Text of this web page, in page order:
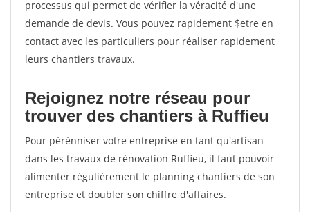
processus qui permet de vérifier la véracité d'une
demande de devis. Vous pouvez rapidement $etre en
contact avec les particuliers pour réaliser rapidement
leurs chantiers travaux.
Rejoignez notre réseau pour
trouver des chantiers à Ruffieu
Pour pérénniser votre entreprise en tant qu'artisan
dans les travaux de rénovation Ruffieu, il faut pouvoir
alimenter régulièrement le planning chantiers de son
entreprise et doubler son chiffre d'affaires.